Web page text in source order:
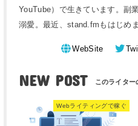
YouTube）で生きています。副
溺愛。最近、stand.fmもはじめ
WebSite
NEW POST
Webライティングで稼ぐ